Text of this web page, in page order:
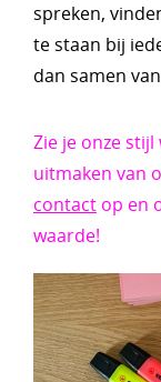
spreken,
te staan bij
dan samen
Zie je onze
uitmaken van
contact op en
waarde!